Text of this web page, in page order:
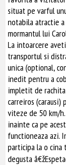
situat pe varful
notabila atractie
mormantul lui
La intoarcere
transportul si
unica (optional,
inedit pentru a
impletit de
carreiros
viteze de 50 km/
inainte ca pe
functioneaza azi.
participa la o cina
degusta